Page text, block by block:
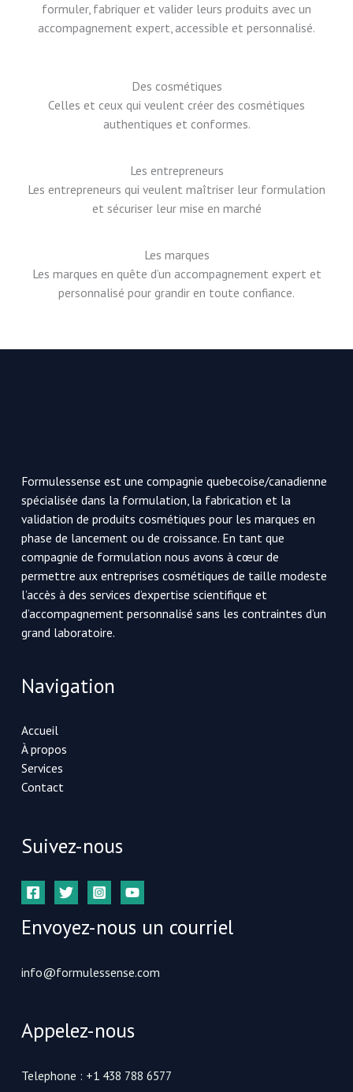
formuler, fabriquer et valider leurs produits avec un
accompagnement expert, accessible et personnalisé.
Des cosmétiques
Celles et ceux qui veulent créer des cosmétiques
authentiques et conformes.
Les entrepreneurs
Les entrepreneurs qui veulent maîtriser leur formulation
et sécuriser leur mise en marché
Les marques
Les marques en quête d’un accompagnement expert et
personnalisé pour grandir en toute confiance.
Formulessense est une compagnie quebecoise/canadienne
spécialisée dans la formulation, la fabrication et la
validation de produits cosmétiques pour les marques en
phase de lancement ou de croissance. En tant que
compagnie de formulation nous avons à cœur de
permettre aux entreprises cosmétiques de taille modeste
l’accès à des services d’expertise scientifique et
d’accompagnement personnalisé sans les contraintes d’un
grand laboratoire.
Navigation
Accueil
À propos
Services
Contact
Suivez-nous
Envoyez-nous un courriel
info@formulessense.com
Appelez-nous
Telephone : +1 438 788 6577